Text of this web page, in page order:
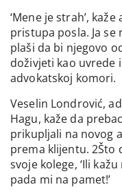
‘Mene je strah’,
pristupa posla. Ja se
plaši da bi njegovo
doživjeti kao uvrede
advokatskoj komori.
Veselin Londrović,
Hagu, kaže da
prikupljali na novog
prema klijentu. 2Što
svoje kolege, ‘Ili
pada mi na pamet!’